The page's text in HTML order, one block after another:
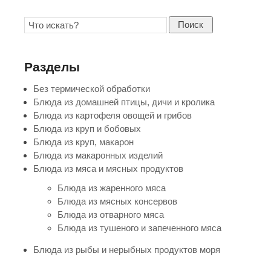
Поиск
Разделы
Без термической обработки
Блюда из домашней птицы, дичи и кролика
Блюда из картофеля овощей и грибов
Блюда из круп и бобовых
Блюда из круп, макарон
Блюда из макаронных изделий
Блюда из мяса и мясных продуктов
Блюда из жаренного мяса
Блюда из мясных консервов
Блюда из отварного мяса
Блюда из тушеного и запеченного мяса
Блюда из рыбы и нерыбных продуктов моря